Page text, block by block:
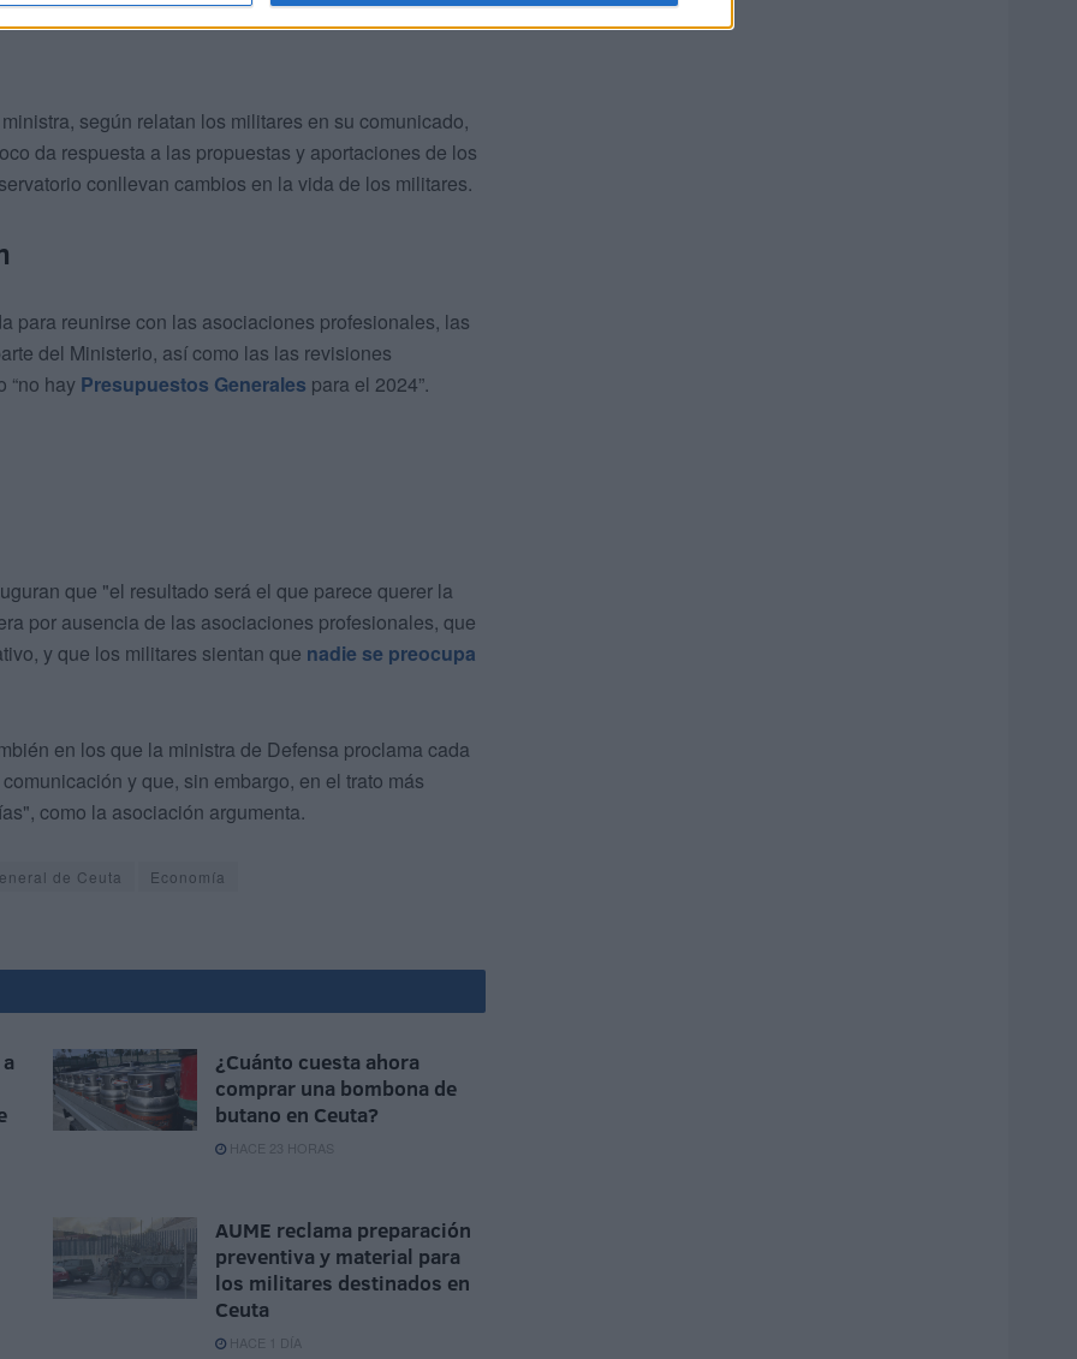
según relatan los militares en su comunicado,
da respuesta a las propuestas y aportaciones de los
conllevan cambios en la vida de los militares.
para reunirse con las asociaciones profesionales, las
del Ministerio, así como las las revisiones
“no hay Presupuestos Generales para el 2024”.
que "el resultado será el que parece querer la
por ausencia de las asociaciones profesionales, que
y que los militares sientan que nadie se preocupa
en los que la ministra de Defensa proclama cada
y que, sin embargo, en el trato más
como la asociación argumenta.
de Ceuta
Economía
¿Cuánto cuesta ahora
comprar una bombona de
butano en Ceuta?
HACE 23 HORAS
AUME reclama preparación
preventiva y material para
los militares destinados en
Ceuta
HACE 1 DÍA